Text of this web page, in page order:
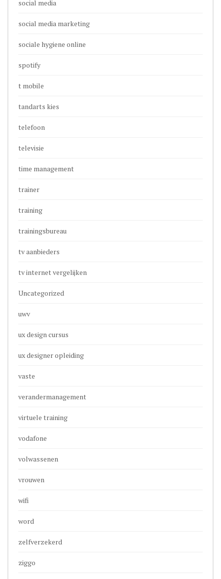
social media
social media marketing
sociale hygiene online
spotify
t mobile
tandarts kies
telefoon
televisie
time management
trainer
training
trainingsbureau
tv aanbieders
tv internet vergelijken
Uncategorized
uwv
ux design cursus
ux designer opleiding
vaste
verandermanagement
virtuele training
vodafone
volwassenen
vrouwen
wifi
word
zelfverzekerd
ziggo